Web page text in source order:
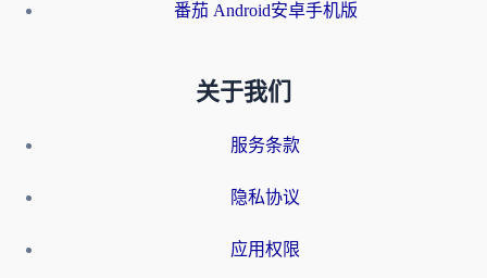
番茄 Android安卓手机版
关于我们
服务条款
隐私协议
应用权限